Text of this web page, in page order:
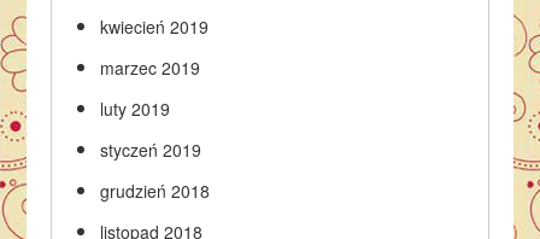
kwiecień 2019
marzec 2019
luty 2019
styczeń 2019
grudzień 2018
listopad 2018